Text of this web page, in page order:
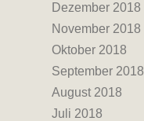
Dezember 2018
November 2018
Oktober 2018
September 2018
August 2018
Juli 2018